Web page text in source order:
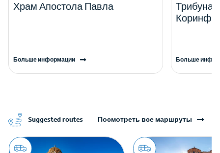
Храм Апостола Павла
Больше информации
Трибуна
Коринф
Больше
Suggested routes Посмотреть все маршруты